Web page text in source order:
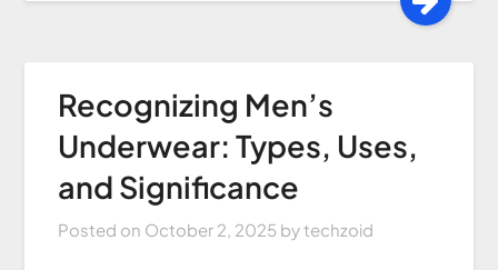
Recognizing Men’s
Underwear: Types, Uses,
and Significance
Posted on October 2, 2025 bytechzoid